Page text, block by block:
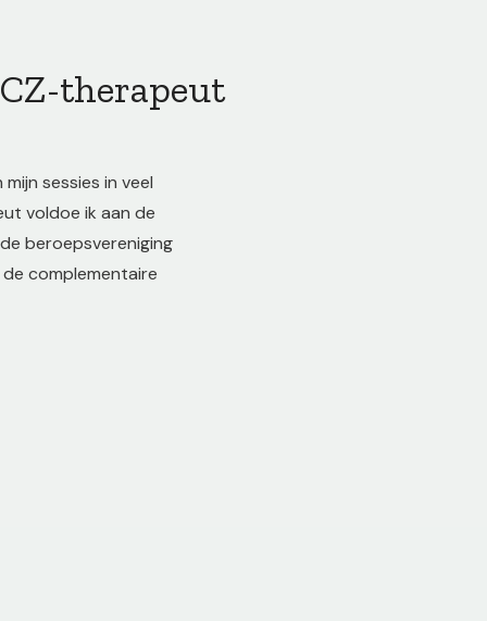
therapeut
sessies in veel
voldoe ik aan de
beroepsvereniging
de complementaire